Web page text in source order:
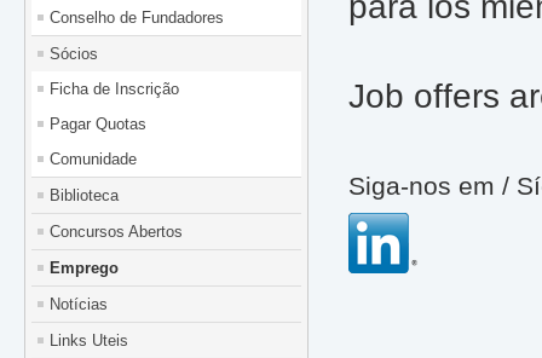
Conselho de Fundadores
Sócios
Ficha de Inscrição
Pagar Quotas
Comunidade
Biblioteca
Concursos Abertos
Emprego
Notícias
Links Uteis
Job offers
Siga-nos em /